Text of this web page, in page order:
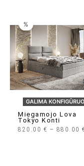
GALIMA
%
Miegamojo Lova
Tokyo Konti
820.00 € – 880.00